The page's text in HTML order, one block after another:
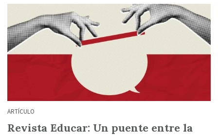
ARTÍCULO
Revista Educar: Un puente entre la